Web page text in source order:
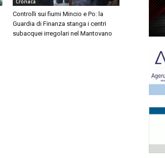
Cronaca
Controlli sui fiumi Mincio e Po: la
Guardia di Finanza stanga i centri
subacquei irregolari nel Mantovano